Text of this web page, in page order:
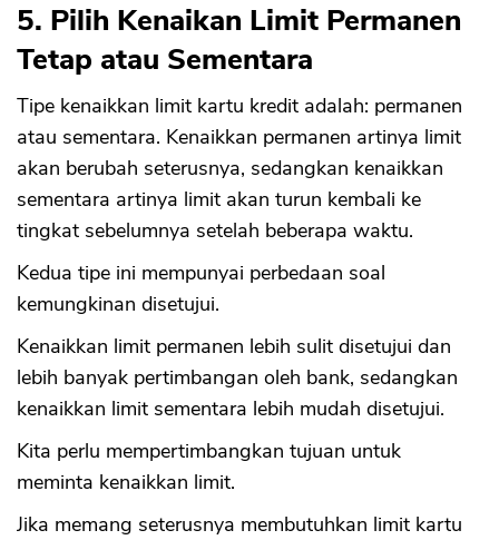
5. Pilih Kenaikan Limit Permanen
Tetap atau Sementara
Tipe kenaikkan limit kartu kredit adalah: permanen
atau sementara. Kenaikkan permanen artinya limit
akan berubah seterusnya, sedangkan kenaikkan
sementara artinya limit akan turun kembali ke
tingkat sebelumnya setelah beberapa waktu.
Kedua tipe ini mempunyai perbedaan soal
kemungkinan disetujui.
Kenaikkan limit permanen lebih sulit disetujui dan
lebih banyak pertimbangan oleh bank, sedangkan
kenaikkan limit sementara lebih mudah disetujui.
Kita perlu mempertimbangkan tujuan untuk
meminta kenaikkan limit.
Jika memang seterusnya membutuhkan limit kartu